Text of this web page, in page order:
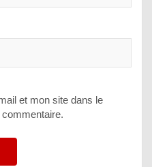
et mon site dans le